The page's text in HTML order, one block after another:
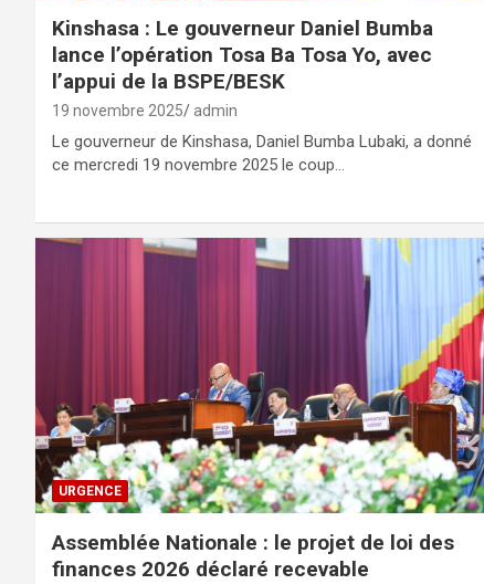
Kinshasa : Le gouverneur Daniel Bumba
lance l’opération Tosa Ba Tosa Yo, avec
l’appui de la BSPE/BESK
19 novembre 2025 admin
Le gouverneur de Kinshasa, Daniel Bumba Lubaki, a donné
ce mercredi 19 novembre 2025 le coup…
URGENCE
Assemblée Nationale : le projet de loi des
finances 2026 déclaré recevable